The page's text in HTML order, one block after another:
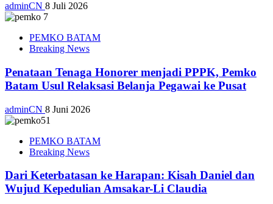
adminCN 8 Juli 2026
PEMKO BATAM
Breaking News
Penataan Tenaga Honorer menjadi PPPK, Pemko
Batam Usul Relaksasi Belanja Pegawai ke Pusat
adminCN 8 Juni 2026
PEMKO BATAM
Breaking News
Dari Keterbatasan ke Harapan: Kisah Daniel dan
Wujud Kepedulian Amsakar-Li Claudia